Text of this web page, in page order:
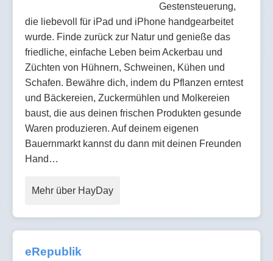
Gestensteuerung,
die liebevoll für iPad und iPhone handgearbeitet
wurde. Finde zurück zur Natur und genieße das
friedliche, einfache Leben beim Ackerbau und
Züchten von Hühnern, Schweinen, Kühen und
Schafen. Bewähre dich, indem du Pflanzen erntest
und Bäckereien, Zuckermühlen und Molkereien
baust, die aus deinen frischen Produkten gesunde
Waren produzieren. Auf deinem eigenen
Bauernmarkt kannst du dann mit deinen Freunden
Hand…
Mehr über HayDay
eRepublik